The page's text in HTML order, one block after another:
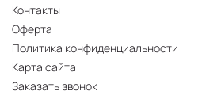
Контакты
Оферта
Политика конфиденциальности
Карта сайта
Заказать звонок